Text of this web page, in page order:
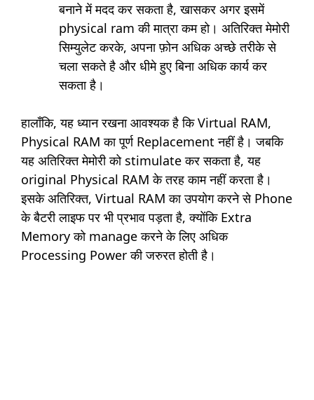
बनाने में मदद कर सकता है, खासकर अगर इसमें
physical ram की मात्रा कम हो। अतिरिक्त मेमोरी
सिम्युलेट करके, अपना फ़ोन अधिक अच्छे तरीके से
चला सकते है और धीमे हुए बिना अधिक कार्य कर
सकता है।
हालाँकि, यह ध्यान रखना आवश्यक है कि Virtual RAM,
Physical RAM का पूर्ण Replacement नहीं है। जबकि
यह अतिरिक्त मेमोरी को stimulate कर सकता है, यह
original Physical RAM के तरह काम नहीं करता है।
इसके अतिरिक्त, Virtual RAM का उपयोग करने से Phone
के बैटरी लाइफ पर भी प्रभाव पड़ता है, क्योंकि Extra
Memory को manage करने के लिए अधिक
Processing Power की जरुरत होती है।